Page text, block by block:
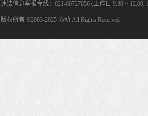
违法信息举报专线：021-60727056 (工作日 9:30 ~ 12:00,
版权所有 ©2003-2025 心动 All Rights Reserved